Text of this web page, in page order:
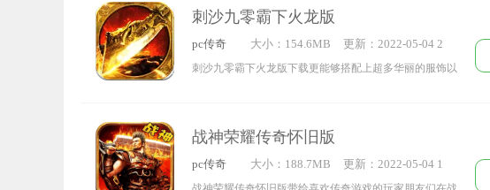
刺沙九零霸下火龙版
pc传奇 大小：154.6MB
更新：2022-05-04 2
3:22:58
刺沙九零霸下火龙版下载更能够搭配上超多华丽的服饰以
战神荣耀传奇怀旧版
pc传奇 大小：188.7MB
更新：2022-05-04 1
2:26:29